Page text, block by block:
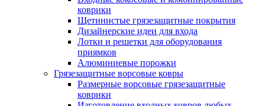
коврики
Щетинистые грязезащитные покрытия
Дизайнерские идеи для входа
Лотки и решетки для оборудования
приямков
Алюминиевые порожки
Грязезащитные ворсовые ковры
Размерные ворсовые грязезащитные
коврики